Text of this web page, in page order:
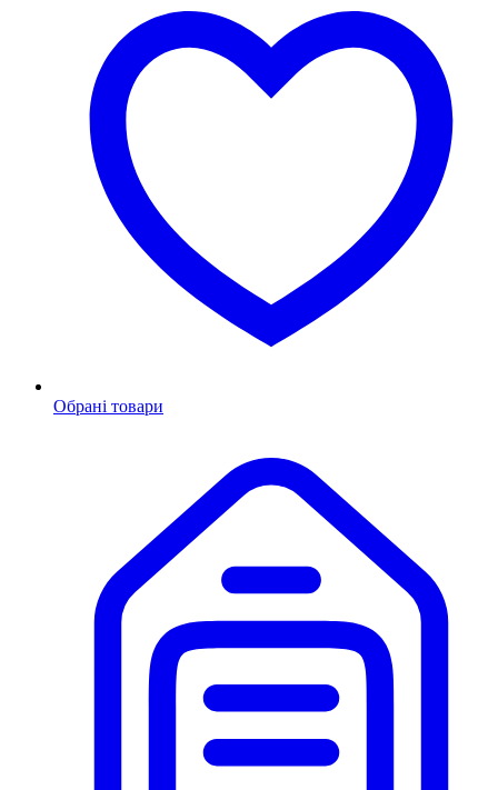
Обрані товари